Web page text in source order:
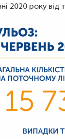
2020 року